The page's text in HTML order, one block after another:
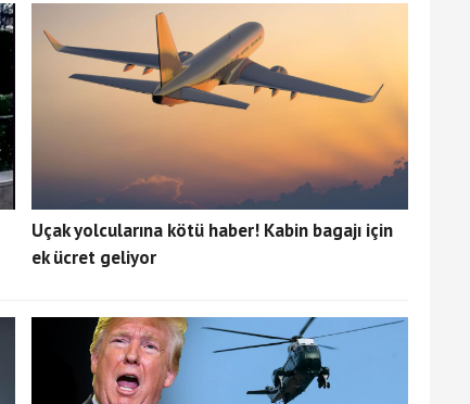
Uçak yolcularına kötü haber! Kabin bagajı için
ek ücret geliyor